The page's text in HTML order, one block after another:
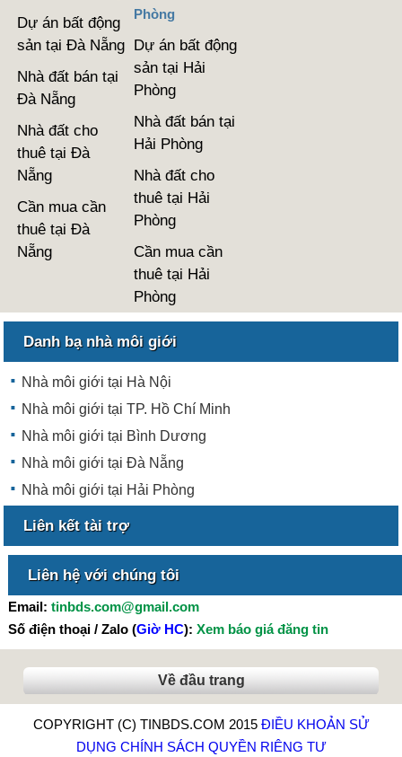
Dự án bất động
sản tại Đà Nẵng
Nhà đất bán tại
Đà Nẵng
Nhà đất cho
thuê tại Đà
Nẵng
Cần mua cần
thuê tại Đà
Nẵng
Phòng
Dự án bất động
sản tại Hải
Phòng
Nhà đất bán tại
Hải Phòng
Nhà đất cho
thuê tại Hải
Phòng
Cần mua cần
thuê tại Hải
Phòng
Danh bạ nhà môi giới
Nhà môi giới tại Hà Nội
Nhà môi giới tại TP. Hồ Chí Minh
Nhà môi giới tại Bình Dương
Nhà môi giới tại Đà Nẵng
Nhà môi giới tại Hải Phòng
Liên kết tài trợ
Liên hệ với chúng tôi
Email: tinbds.com@gmail.com
Số điện thoại / Zalo (Giờ HC): Xem báo giá đăng tin
Về đầu trang
COPYRIGHT (C) TINBDS.COM 2015 ĐIỀU KHOẢN SỬ
DỤNG CHÍNH SÁCH QUYỀN RIÊNG TƯ